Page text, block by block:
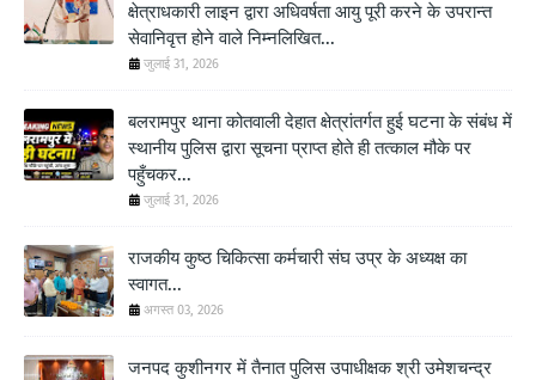
क्षेत्राधकारी लाइन द्वारा अधिवर्षता आयु पूरी करने के उपरान्त
सेवानिवृत्त होने वाले निम्नलिखित...
जुलाई 31, 2026
बलरामपुर थाना कोतवाली देहात क्षेत्रांतर्गत हुई घटना के संबंध में
स्थानीय पुलिस द्वारा सूचना प्राप्त होते ही तत्काल मौके पर
पहुँचकर...
जुलाई 31, 2026
राजकीय कुष्ठ चिकित्सा कर्मचारी संघ उप्र के अध्यक्ष का
स्वागत...
अगस्त 03, 2026
जनपद कुशीनगर में तैनात पुलिस उपाधीक्षक श्री उमेशचन्द्र